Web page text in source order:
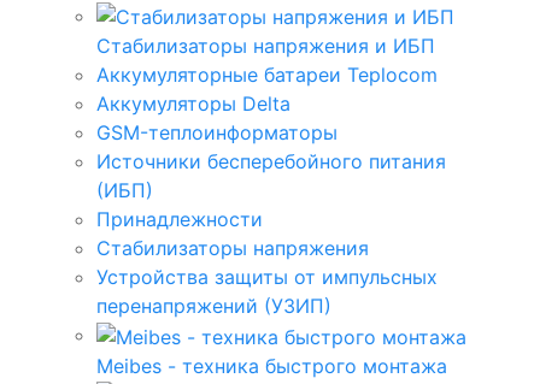
Стабилизаторы напряжения и ИБП
Аккумуляторные батареи Teplocom
Аккумуляторы Delta
GSM-теплоинформаторы
Источники бесперебойного питания
(ИБП)
Принадлежности
Стабилизаторы напряжения
Устройства защиты от импульсных
перенапряжений (УЗИП)
Meibes - техника быстрого монтажа